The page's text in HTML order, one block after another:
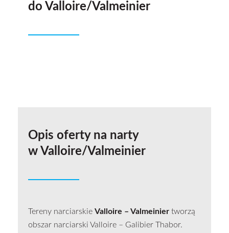
do Valloire/Valmeinier
Opis oferty na narty
w Valloire/Valmeinier
Tereny narciarskie Valloire – Valmeinier tworzą
obszar narciarski Valloire – Galibier Thabor.